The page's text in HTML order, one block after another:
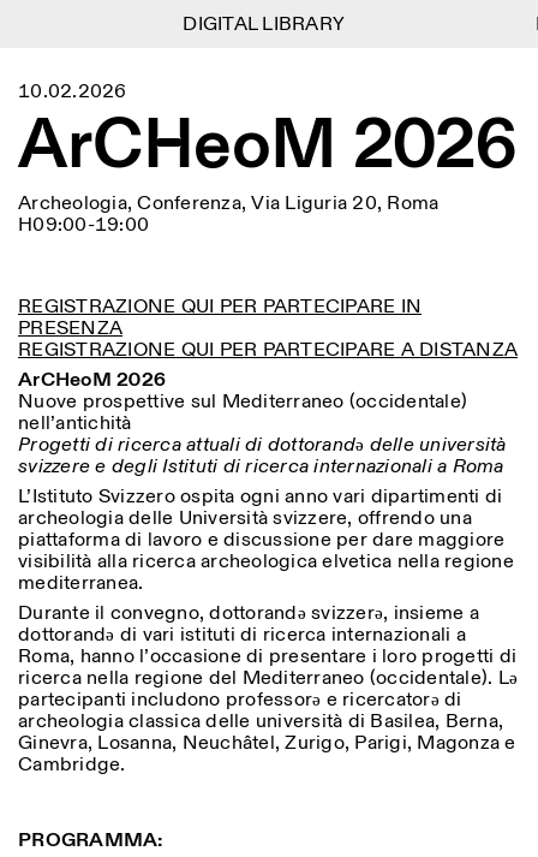
Menu
Lingua EN IT DE
FR
Calendario
Istituto Svizzero
Ricerca
Blog
Organizzazione
Biblioteca
Jobs
Altre Attività
NEWSLETTER
Registrati alla nostra newsletter per ricevere
informazioni sui nostri eventi
Facebook Instagram
Privacy Policy
Information
ISTITUTO SVIZZERO
ROMA
Villa Maraini
Via Ludovisi 48
00187 Roma
+39 06 420 421
l’Istituto Svizzero si trova
vicino alla metro A fermata
Barberini
ORARI PORTINERIA:
LUN-VEN
09:00–13:30, 14:30–18:00
ORARI MOSTRE:
Atlas Studios
Mercoledì/Venerdì: 14:30-
18:30
Giovedì: 14:30-20:00
Sabato/Domenica: 11:00-
18:30
VISITE GUIDATE:
Solo su prenotazione
(italiano, inglese)
Tariffa: 10€ per persona
Per prenotazioni:
visite@istitutosvizzero.it
Ingresso non consentito
Filtri
Area di appartenenza
Reset
Categoria
Reset
Antropologia
Architettura
Arte
Astrofisica
Book launch
Altre opzioni...
Durata (giorni)
1
> 1
10.02.2026
ArCHeoM 2026
Archeologia, Conferenza, Via Liguria 20, Roma
H09:00-19:00
REGISTRAZIONE QUI PER PARTECIPARE IN
PRESENZA
REGISTRAZIONE QUI PER PARTECIPARE A DISTANZA
ArCHeoM 2026
Nuove prospettive sul Mediterraneo (occidentale)
nell’antichità
Progetti di ricerca attuali di dottorandə delle università
svizzere e degli Istituti di ricerca internazionali a Roma
L’Istituto Svizzero ospita ogni anno vari dipartimenti di
archeologia delle Università svizzere, offrendo una
piattaforma di lavoro e discussione per dare maggiore
visibilità alla ricerca archeologica elvetica nella regione
mediterranea.
Durante il convegno, dottorandə svizzerə, insieme a
dottorandə di vari istituti di ricerca internazionali a
Roma, hanno l’occasione di presentare i loro progetti di
ricerca nella regione del Mediterraneo (occidentale). Lə
partecipanti includono professorə e ricercatorə di
archeologia classica delle università di Basilea, Berna,
Ginevra, Losanna, Neuchâtel, Zurigo, Parigi, Magonza e
Cambridge.
PROGRAMMA:
DIGITAL LIBRARY
DIGITAL LIBRARY